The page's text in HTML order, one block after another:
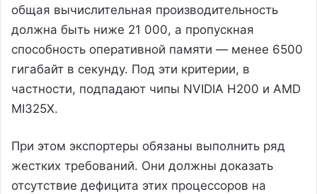
общая вычислительная производительность
должна быть ниже 21 000, а пропускная
способность оперативной памяти — менее 6500
гигабайт в секунду. Под эти критерии, в
частности, подпадают чипы NVIDIA H200 и AMD
MI325X.
При этом экспортеры обязаны выполнить ряд
жестких требований. Они должны доказать
отсутствие дефицита этих процессоров на